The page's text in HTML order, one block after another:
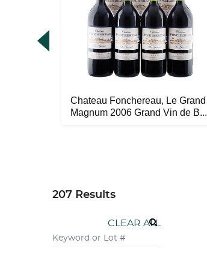
Chateau Fonchereau, Le Grand
Magnum 2006 Grand Vin de B...
207 Results
CLEAR ALL